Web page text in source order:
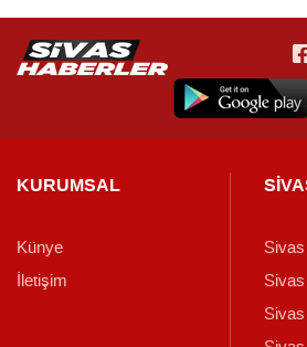
KURUMSAL
Künye
İletişim